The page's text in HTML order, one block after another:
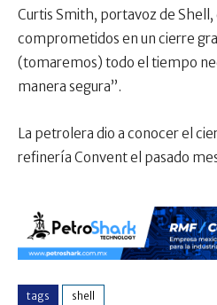
Curtis Smith, portavoz de
comprometidos en un cierre
(tomaremos) todo el tiempo
manera segura”.
La petrolera dio a conocer el
refinería Convent el pasado
tags shell